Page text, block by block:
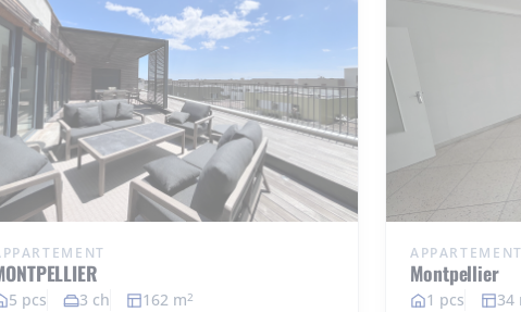
5 pcs 3 ch 162 m2
Montpellier
1 pcs 34